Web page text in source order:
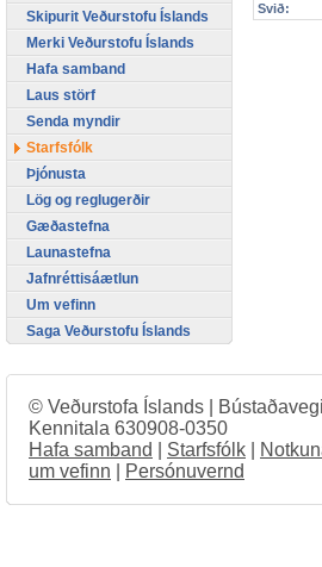
Svið:
Skipurit Veðurstofu Íslands
Merki Veðurstofu Íslands
Hafa samband
Laus störf
Senda myndir
Starfsfólk
Þjónusta
Lög og reglugerðir
Gæðastefna
Launastefna
Jafnréttisáætlun
Um vefinn
Saga Veðurstofu Íslands
© Veðurstofa Íslands |
Kennitala 630908-0350
Hafa samband
Starfsfólk
um vefinn
Persónuvernd